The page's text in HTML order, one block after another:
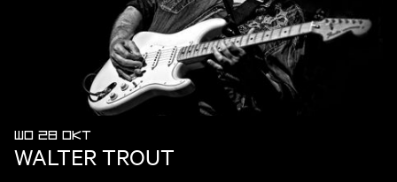
WO 28 OKT
WALTER TROUT